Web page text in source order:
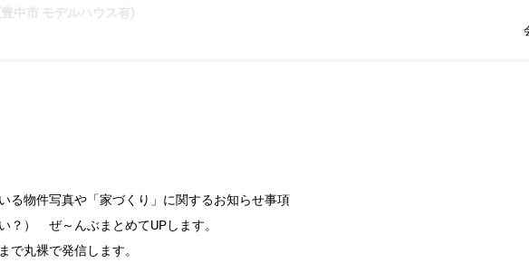
中市 モデルハウス有)
る物件写真や「家づくり」に関するお知らせ事項
？） ぜ～んぶまとめてUPします。
で丸裸で発信します。